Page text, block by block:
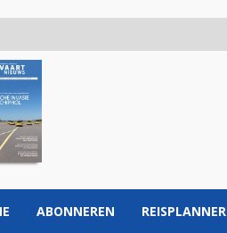
ABONNEREN REISPLANNER